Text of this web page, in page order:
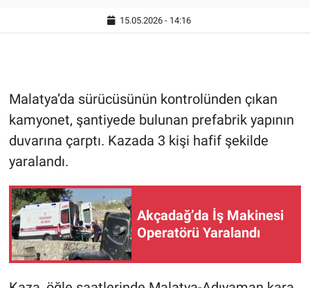
15.05.2026 - 14:16
Malatya’da sürücüsünün kontrolünden çıkan
kamyonet, şantiyede bulunan prefabrik yapının
duvarına çarptı. Kazada 3 kişi hafif şekilde
yaralandı.
Akçadağ’da İş Makinesi
Operatörü Yaralandı